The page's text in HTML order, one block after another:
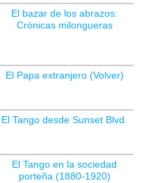
El bazar de los abrazos:
Crónicas milongueras
El Papa extranjero (Volver)
El Tango desde Sunset Blvd.
El Tango en la sociedad
porteña (1880-1920)